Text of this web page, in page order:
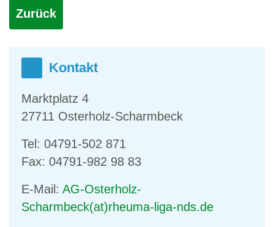
Zurück
Kontakt
Marktplatz 4
27711 Osterholz-Scharmbeck
Tel: 04791-502 871
Fax: 04791-982 98 83
E-Mail: AG-Osterholz-
Scharmbeck(at)rheuma-liga-nds.de